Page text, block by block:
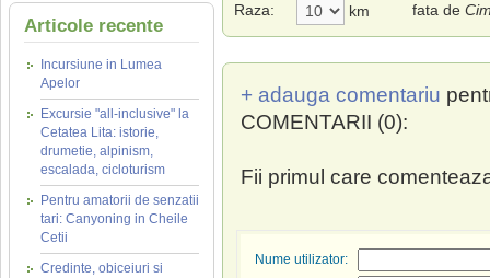
Articole recente
Incursiune in Lumea
Apelor
Excursie "all-inclusive" la
Cetatea Lita: istorie,
drumetie, alpinism,
escalada, cicloturism
Pentru amatorii de senzatii
tari: Canyoning in Cheile
Cetii
Credinte, obiceiuri si
Raza: km fata de
+ adauga comentariu
COMENTARII (0):
Fii primul care
Nume utilizator: